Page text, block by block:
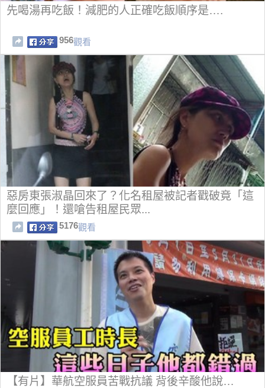
先喝湯再吃飯！減肥的人正確吃飯順序是….
956觀看
惡房東張淑晶回來了？化名租屋被記者戳破竟「這
麼回應」！還嗆告租屋民眾...
5176觀看
【有片】華航空服員苦戰抗議 背後辛酸他說…